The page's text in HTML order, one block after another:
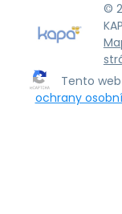
©
Tento
ochrany